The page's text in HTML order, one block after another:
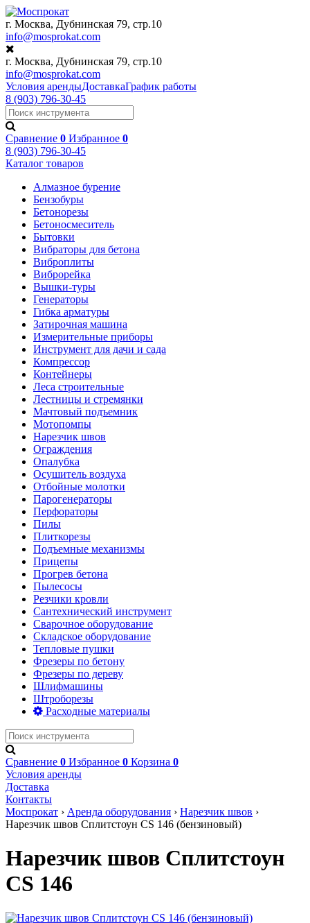
г. Москва, Дубнинская 79, стр.10
info@mosprokat.com
г. Москва, Дубнинская 79, стр.10
info@mosprokat.com
Условия арендыДоставкаГрафик работы
8 (903) 796-30-45
Сравнение 0 Избранное 0
8 (903) 796-30-45
Каталог товаров
Алмазное бурение
Бензобуры
Бетонорезы
Бетоносмеситель
Бытовки
Вибраторы для бетона
Виброплиты
Виброрейка
Вышки-туры
Генераторы
Гибка арматуры
Затирочная машина
Измерительные приборы
Инструмент для дачи и сада
Компрессор
Контейнеры
Леса строительные
Лестницы и стремянки
Мачтовый подъемник
Мотопомпы
Нарезчик швов
Ограждения
Опалубка
Осушитель воздуха
Отбойные молотки
Парогенераторы
Перфораторы
Пилы
Плиткорезы
Подъемные механизмы
Прицепы
Прогрев бетона
Пылесосы
Резчики кровли
Сантехнический инструмент
Сварочное оборудование
Складское оборудование
Тепловые пушки
Фрезеры по бетону
Фрезеры по дереву
Шлифмашины
Штроборезы
Расходные материалы
Сравнение 0 Избранное 0 Корзина 0
Условия аренды
Доставка
Контакты
Моспрокат › Аренда оборудования › Нарезчик швов ›
Нарезчик швов Сплитстоун CS 146 (бензиновый)
Нарезчик швов Сплитстоун
CS 146